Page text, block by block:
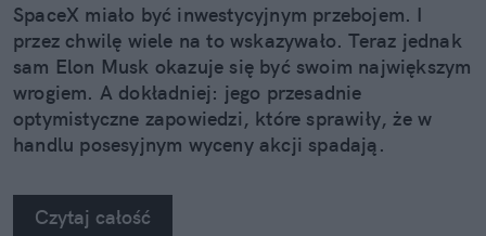
SpaceX miało być inwestycyjnym przebojem. I
przez chwilę wiele na to wskazywało. Teraz jednak
sam Elon Musk okazuje się być swoim największym
wrogiem. A dokładniej: jego przesadnie
optymistyczne zapowiedzi, które sprawiły, że w
handlu posesyjnym wyceny akcji spadają.
Czytaj całość